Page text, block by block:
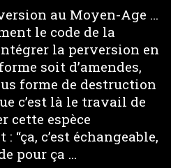
au Moyen-Age …
le code de la
la perversion en
soit d’amendes,
forme de destruction
c’est là le travail de
cette espèce
“ça, c’est échangeable,
pour ça …